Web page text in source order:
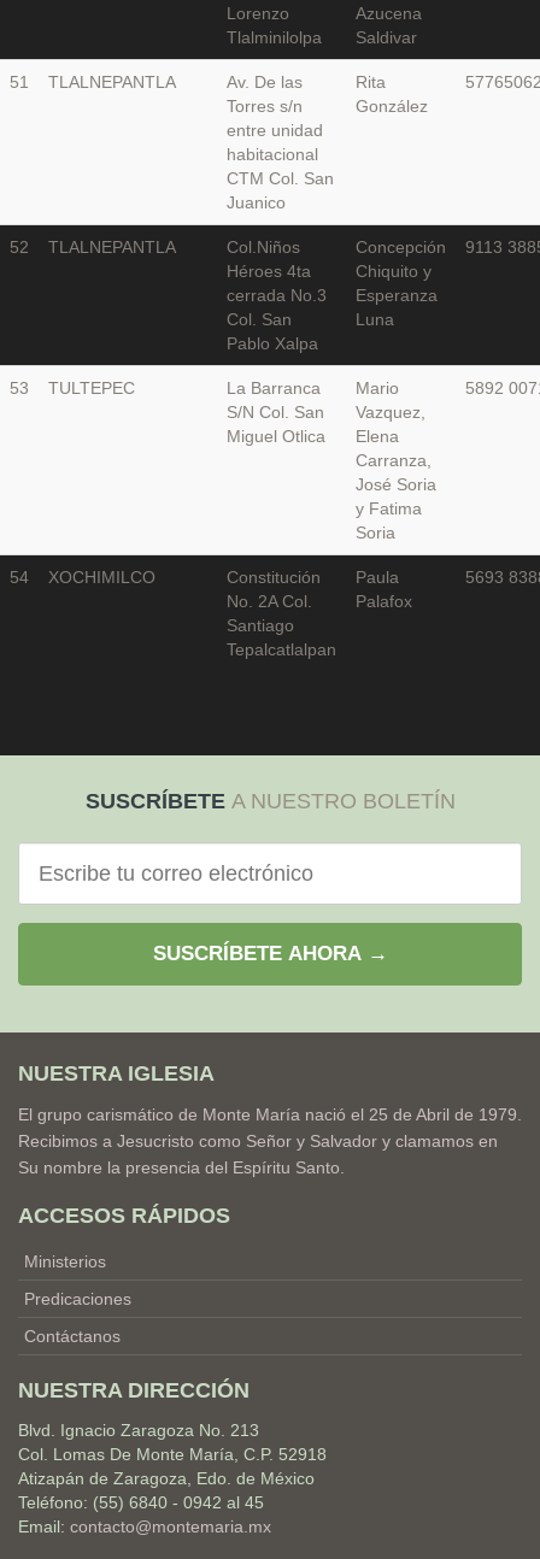
Lorenzo
Tlalminilolpa
Azucena
Saldivar
51 TLALNEPANTLA
Av. De las
Torres s/n
entre unidad
habitacional
CTM Col. San
Juanico
Rita
González
52 TLALNEPANTLA
Col.Niños
Héroes 4ta
cerrada No.3
Col. San
Pablo Xalpa
Concepción
Chiquito y
Esperanza
Luna
9113
53 TULTEPEC
La Barranca
S/N Col. San
Miguel Otlica
Mario
Vazquez,
Elena
Carranza,
José Soria
y Fatima
Soria
5892
54 XOCHIMILCO
Constitución
No. 2A Col.
Santiago
Tepalcatlalpan
Paula
Palafox
5693
SUSCRÍBETE A NUESTRO BOLETÍN
electrónico
SUSCRÍBETE AHORA →
NUESTRA IGLESIA
El grupo carismático de Monte María nació el 25 de Abril de 1979.
Recibimos a Jesucristo como Señor y Salvador y clamamos en
Su nombre la presencia del Espíritu Santo.
ACCESOS RÁPIDOS
Ministerios
Predicaciones
Contáctanos
NUESTRA DIRECCIÓN
Blvd. Ignacio Zaragoza No. 213
Col. Lomas De Monte María, C.P. 52918
Atizapán de Zaragoza, Edo. de México
Teléfono: (55) 6840 - 0942 al 45
Email: contacto@montemaria.mx